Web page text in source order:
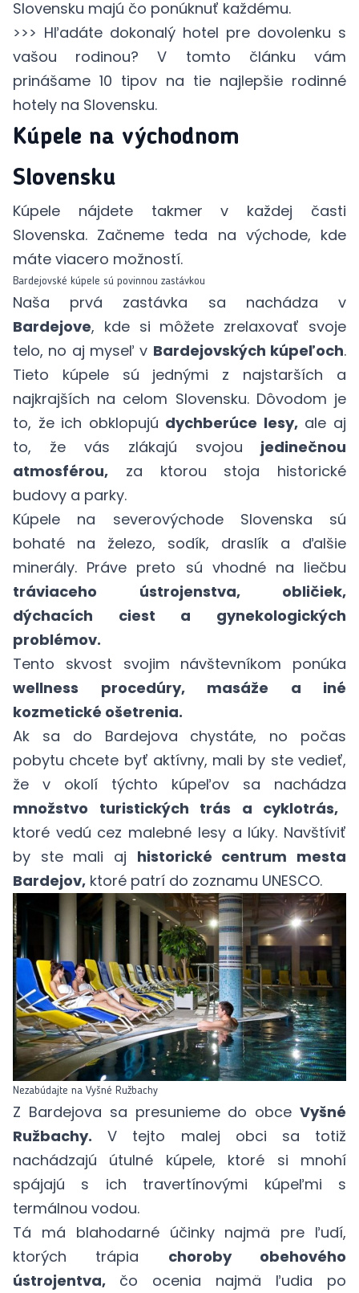
Slovensku majú čo ponúknuť každému.
>>> Hľadáte dokonalý hotel pre dovolenku s
vašou rodinou? V tomto článku vám
prinášame 10 tipov na tie najlepšie rodinné
hotely na Slovensku.
Kúpele na východnom
Slovensku
Kúpele nájdete takmer v každej časti
Slovenska. Začneme teda na východe, kde
máte viacero možností.
Bardejovské kúpele sú povinnou zastávkou
Naša prvá zastávka sa nachádza v
Bardejove, kde si môžete zrelaxovať svoje
telo, no aj myseľ v Bardejovských kúpeľoch.
Tieto kúpele sú jednými z najstarších a
najkrajších na celom Slovensku. Dôvodom je
to, že ich obklopujú dychberúce lesy,ale aj
to, že vás zlákajú svojou jedinečnou
atmosférou, za ktorou stoja historické
budovy a parky.
Kúpele na severovýchode Slovenska sú
bohaté na železo, sodík, draslík a ďalšie
minerály. Práve preto sú vhodné na liečbu
tráviaceho ústrojenstva, obličiek,
dýchacích ciest a gynekologických
problémov.
Tento skvost svojim návštevníkom ponúka
wellness procedúry, masáže a iné
kozmetické ošetrenia.
Ak sa do Bardejova chystáte, no počas
pobytu chcete byť aktívny, mali by ste vedieť,
že v okolí týchto kúpeľov sa nachádza
množstvo turistických trás a cyklotrás,
ktoré vedú cez malebné lesy a lúky. Navštíviť
by ste mali aj historické centrum mesta
Bardejov, ktoré patrí do zoznamu UNESCO.
Nezabúdajte na Vyšné Ružbachy
Z Bardejova sa presunieme do obce Vyšné
Ružbachy. V tejto malej obci sa totiž
nachádzajú útulné kúpele, ktoré si mnohí
spájajú s ich travertínovými kúpeľmi s
termálnou vodou.
Tá má blahodarné účinky najmä pre ľudí,
ktorých trápia choroby obehového
ústrojentva, čo ocenia najmä ľudia po